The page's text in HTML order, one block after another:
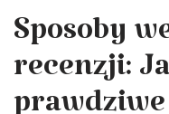
Sposoby
recenzji: